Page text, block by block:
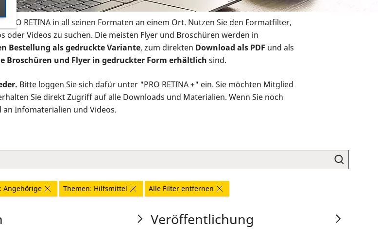
RETINA in all seinen Formaten an einem Ort. Nutzen Sie den Formatfilter,
oder Videos zu suchen. Die meisten Flyer und Broschüren werden in
Bestellung als gedruckte Variante, zum direkten Download als PDF und als
Broschüren und Flyer in gedruckter Form erhältlich sind.
Bitte loggen Sie sich dafür unter "PRO RETINA +" ein. Sie möchten Mitglied
Sie direkt Zugriff auf alle Downloads und Materialien. Wenn Sie noch
an Infomaterialien und Videos.
Angehörige Themen: Hilfsmittel Alle Filter entfernen
Veröffentlichung